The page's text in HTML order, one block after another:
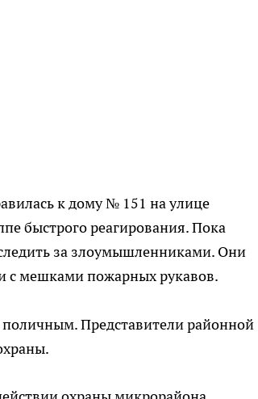
к дому № 151 на улице
быстрого реагирования. Пока
за злоумышленниками. Они
с мешками пожарных рукавов.
поличным. Представители районной